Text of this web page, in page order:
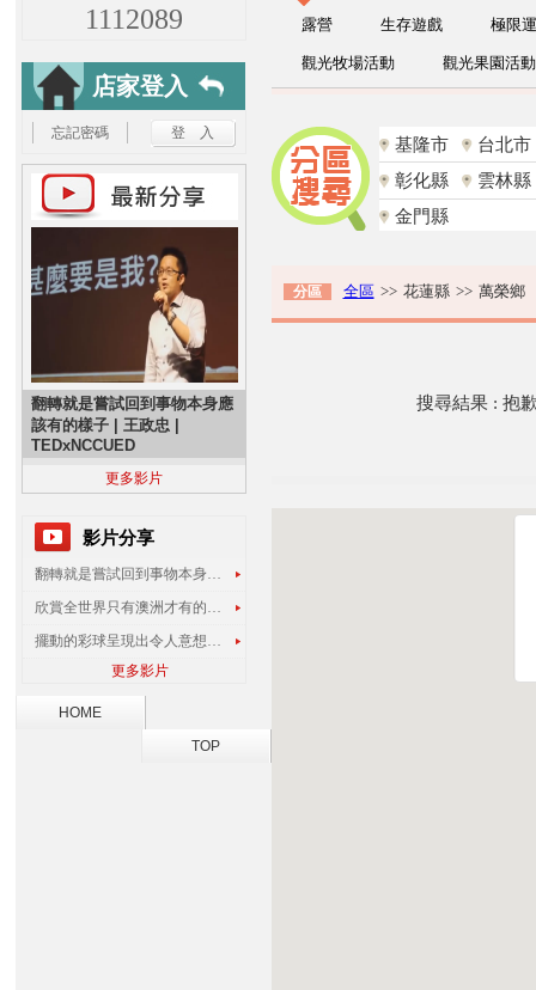
1112089
店家登入
忘記密碼
翻轉就是嘗試回到事物本身應
該有的樣子 | 王政忠 |
TEDxNCCUED
更多影片
影片分享
翻轉就是嘗試回到事物本身應該有的樣子 | 王政忠 | TEDxNCCUED
欣賞全世界只有澳洲才有的孔雀蜘蛛
擺動的彩球呈現出令人意想不到的視覺效果
更多影片
露營 生存遊戲 極限
觀光牧場活動 觀光果園活動
基隆市
台北市
彰化縣
雲林縣
金門縣
分區 全區 >> 花蓮縣 >> 萬榮鄉
搜尋結果 : 抱
HOME
TOP